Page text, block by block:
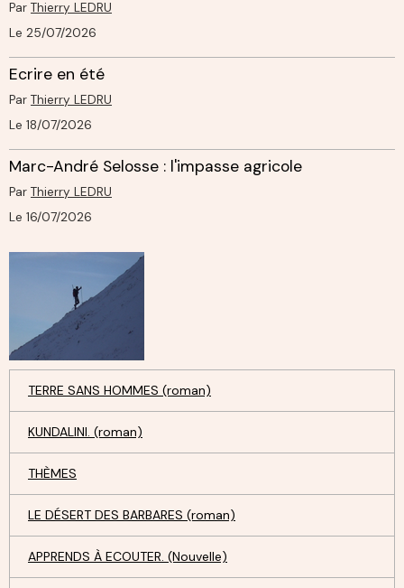
Par Thierry LEDRU
Le 25/07/2026
Ecrire en été
Par Thierry LEDRU
Le 18/07/2026
Marc-André Selosse : l'impasse agricole
Par Thierry LEDRU
Le 16/07/2026
TERRE SANS HOMMES (roman)
KUNDALINI. (roman)
THÈMES
LE DÉSERT DES BARBARES (roman)
APPRENDS À ECOUTER. (Nouvelle)